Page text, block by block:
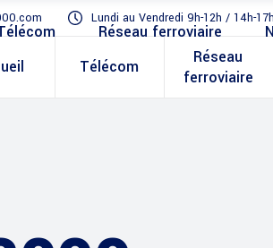
Lundi au Vendredi 9h-12h / 14h-
Télécom
Réseau
ferroviaire
Réseau ferroviaire